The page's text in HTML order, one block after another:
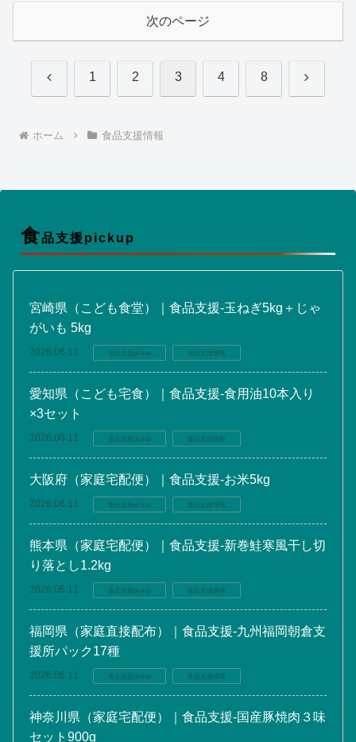
次のページ
前 1 2 3 4 8 次
ホーム 食品支援情報
食品支援pickup
宮崎県（こども食堂）｜食品支援-玉ねぎ5kg＋じゃ
がいも 5kg
2026.06.11 食品支援pickup 食品支援情報
愛知県（こども宅食）｜食品支援-食用油10本入り
×3セット
2026.06.11 食品支援pickup 食品支援情報
大阪府（家庭宅配便）｜食品支援-お米5kg
2026.06.11 食品支援pickup 食品支援情報
熊本県（家庭宅配便）｜食品支援-新巻鮭寒風干し切
り落とし1.2kg
2026.06.11 食品支援pickup 食品支援情報
福岡県（家庭直接配布）｜食品支援-九州福岡朝倉支
援所パック17種
2026.06.11 食品支援pickup 食品支援情報
神奈川県（家庭宅配便）｜食品支援-国産豚焼肉３味
セット900g